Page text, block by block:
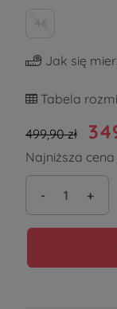
Jak się
Tabela
499,90 zł
Najniższa
- +